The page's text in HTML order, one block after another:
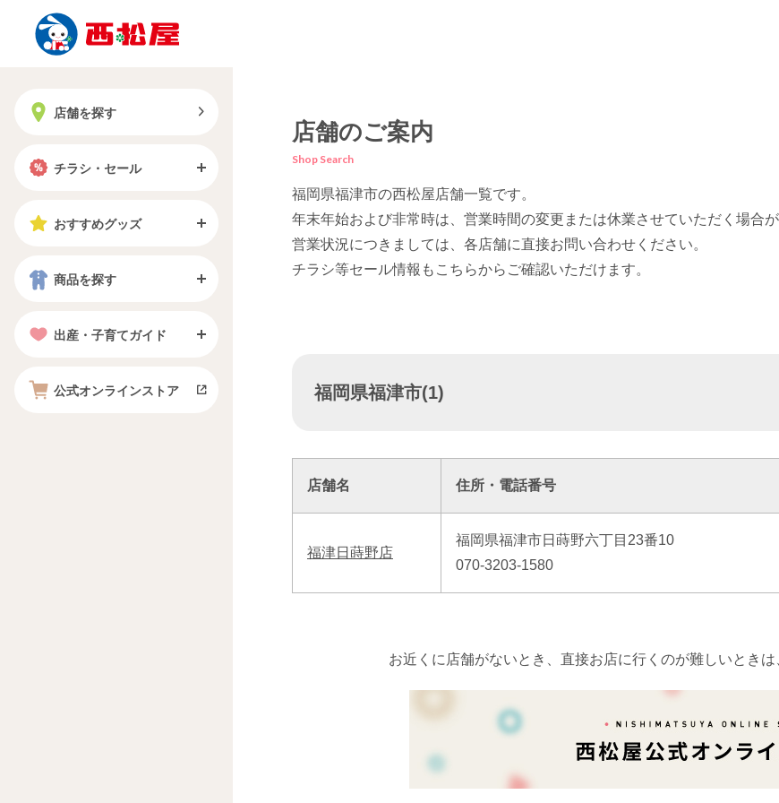
店舗を探す
チラシ・セール
おすすめグッズ
商品を探す
出産・子育てガイド
公式オンラインストア
店舗のご案内
Shop Search
福岡県福津市の西松屋店舗一覧です。
年末年始および非常時は、営業時間の変更または休業させていただく場合が
営業状況につきましては、各店舗に直接お問い合わせください。
チラシ等セール情報もこちらからご確認いただけます。
福岡県福津市(1)
店舗名 住所・電話番号
福津日蒔野店
福岡県福津市日蒔野六丁目23番10
070-3203-1580
お近くに店舗がないとき、直接お店に行くのが難しいとき